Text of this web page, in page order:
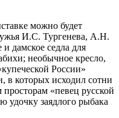
можно будет
И.С. Тургенева, А.Н.
дамское седла для
необычное кресло,
России»
в которых исходил сотни
«певец русской
заядлого рыбака